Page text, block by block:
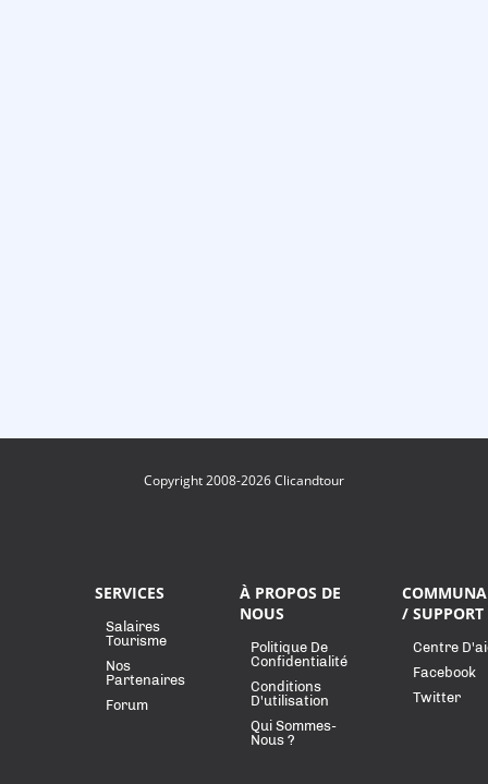
Copyright 2008-2026 Clicandtour
SERVICES
Salaires
Tourisme
Nos
Partenaires
Forum
À PROPOS DE
NOUS
Politique De
Confidentialité
Conditions
D'utilisation
Qui Sommes-
Nous ?
/ SUPPORT
Centre
Facebook
Twitter